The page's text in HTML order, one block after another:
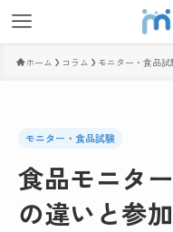
ホーム コラム モニター・食品試
モニター・食品試験
食品モニタ
の違いと参